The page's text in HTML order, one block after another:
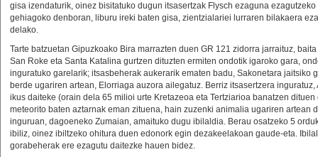
gisa izendaturik, oinez bisitatuko dugun itsasertzak Flysch ezaguna
gehiagoko denboran, liburu ireki baten gisa, zientzialariei lurraren bilakaera
delako.
Tarte batzuetan Gipuzkoako Bira marrazten duen GR 121 zidorra jarraituz,
San Roke eta Santa Katalina gurtzen dituzten ermiten ondotik igaroko gara,
inguratuko garelarik; itsasbeherak aukerarik ematen badu, Sakonetara jaitsiko
berde ugariren artean, Elorriaga auzora ailegatuz. Berriz itsasertzera
ikus daiteke (orain dela 65 milioi urte Kretazeoa eta Tertziarioa banatzen
meteorito baten aztarnak eman zituena, hain zuzenki animalia ugariren artean
inguruan, dagoeneko Zumaian, amaituko dugu ibilaldia. Berau osatzeko 5
ibiliz, oinez ibiltzeko ohitura duen edonork egin dezakeelakoan gaude-eta.
gorabeherak ere ezagutu daitezke hauen bidez.